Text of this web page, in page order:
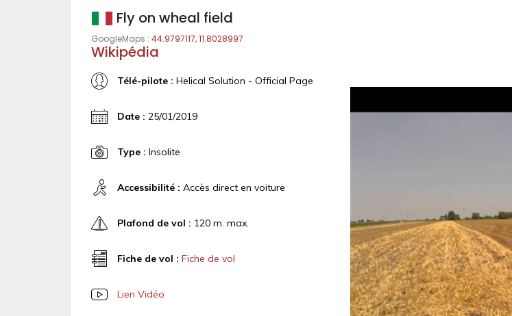
Fly on wheal field
GoogleMaps : 44.9797117, 11.8028997
Wikipédia
Télé-pilote : Helical Solution - Official Page
Date : 25/01/2019
Type : Insolite
Accessibilité : Accès direct en voiture
Plafond de vol : 120 m. max.
Fiche de vol : Fiche de vol
Lien Vidéo